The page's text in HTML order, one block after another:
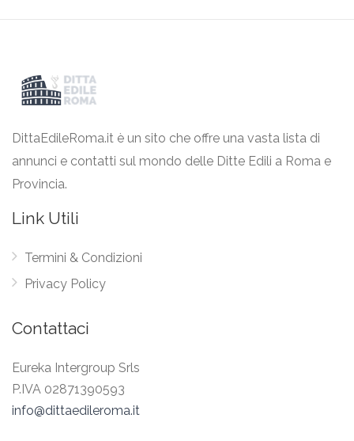
DittaEdileRoma.it è un sito che offre una vasta lista di
annunci e contatti sul mondo delle Ditte Edili a Roma e
Provincia.
Link Utili
Termini & Condizioni
Privacy Policy
Contattaci
Eureka Intergroup Srls
P.IVA 02871390593
info@dittaedileroma.it